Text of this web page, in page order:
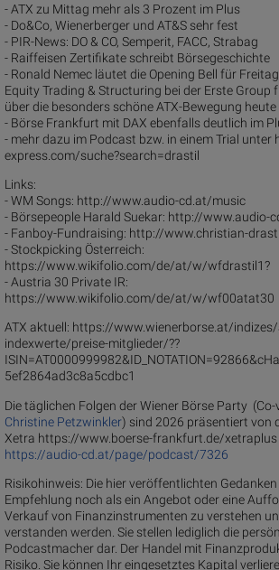
- ATX zu Mittag mehr als 3 Prozent im Plus
- Do&Co, Wienerberger und AT&S sehr fest
- PIR-News: DO & CO, Semperit, FACC, Strabag
- Raiffeisen Zertifikate schreibt Börsegeschichte
- Ronald Nemec läutet die Opening Bell für
Equity Trading & Structuring bei der Erste Group
über die besonders schöne ATX-Bewegung heute
- Börse Frankfurt mit DAX ebenfalls deutlich im
- mehr dazu im Podcast bzw. in einem Trial
express.com/suche?search=drastil
Links:
- WM Songs: http://www.audio-cd.at/music
- Börsepeople Harald Suekar: http://www.audio-
- Fanboy-Fundraising: http://www.christian-
- Stockpicking Österreich:
https://www.wikifolio.com/de/at/w/wfdrastil1?
- Austria 30 Private IR:
https://www.wikifolio.com/de/at/w/wf00atat30
ATX aktuell: https://www.wienerborse.at/
indexwerte/preise-mitglieder/??
5ef2864ad3c8a5cdbc1
Die täglichen Folgen der Wiener Börse Party
Christine Petzwinkler) sind 2026 präsentiert von
Xetra https://www.boerse-frankfurt.de/xetraplus
https://audio-cd.at/page/podcast/7326
Risikohinweis: Die hier veröffentlichten
Empfehlung noch als ein Angebot oder eine
Verkauf von Finanzinstrumenten zu verstehen
verstanden werden. Sie stellen lediglich die
Podcastmacher dar. Der Handel mit
Risiko. Sie können Ihr eingesetztes Kapital